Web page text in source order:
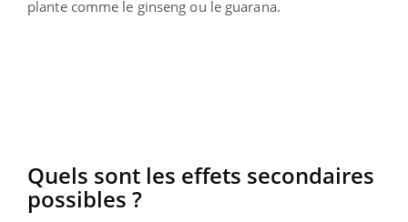
plante comme le ginseng ou le guarana.
Quels sont les effets secondaires
possibles ?